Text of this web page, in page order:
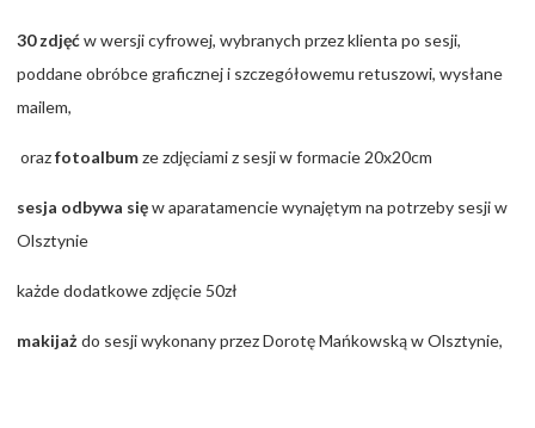
30 zdjęćw wersji cyfrowej, wybranych przez klienta po sesji,
poddane obróbce graficznej i szczegółowemu retuszowi, wysłane
mailem,
orazfotoalbumze zdjęciami z sesji w formacie 20x20cm
sesja odbywa sięw aparatamencie wynajętym na potrzeby sesji w
Olsztynie
każde dodatkowe zdjęcie 50zł
makijaż do sesji wykonany przez Dorotę Mańkowską w Olsztynie,